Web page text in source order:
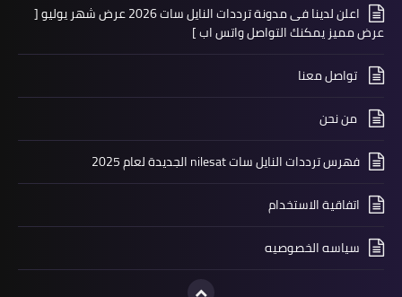
اعلن لدينا فى مدونة ترددات النايل سات 2026 عرض شهر يوليو [
عرض مميز يمكنك التواصل واتس اب ]
تواصل معنا
من نحن
فهرس ترددات النايل سات nilesat الجديدة لعام 2025
اتفاقية الاستخدام
سياسه الخصوصيه